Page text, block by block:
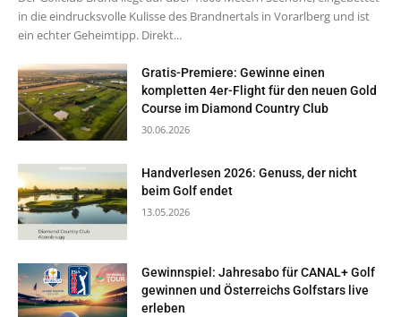
in die eindrucksvolle Kulisse des Brandnertals in Vorarlberg und ist
ein echter Geheimtipp. Direkt...
Gratis-Premiere: Gewinne einen
kompletten 4er-Flight für den neuen Gold
Course im Diamond Country Club
30.06.2026
Handverlesen 2026: Genuss, der nicht
beim Golf endet
13.05.2026
Gewinnspiel: Jahresabo für CANAL+ Golf
gewinnen und Österreichs Golfstars live
erleben